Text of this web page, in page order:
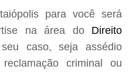
para você será
na área do Direito
caso, seja assédio
criminal ou